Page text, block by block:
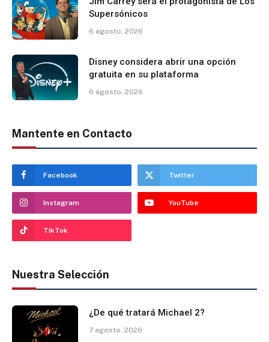
Supersónicos
6 agosto, 2026
Disney considera abrir una opción
gratuita en su plataforma
6 agosto, 2026
Mantente en Contacto
Facebook Twitter
Instagram YouTube
TikTok
Nuestra Selección
¿De qué tratará Michael 2?
7 agosto, 2026